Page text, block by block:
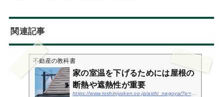
関連記事
不動産の教科書
家の室温を下げるためには屋根の
断熱や遮熱性が重要